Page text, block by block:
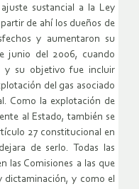
sustancial a la Ley
de ahí los dueños de
y aumentaron su
junio del 2006, cuando
y su objetivo fue incluir
del gas asociado
Como la explotación de
al Estado, también se
27 constitucional en
de serlo. Todas las
las Comisiones a las que
dictaminación, y como el